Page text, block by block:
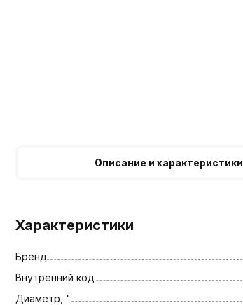
Описание и характеристики
Характеристики
Бренд
Внутренний код
Диаметр, "